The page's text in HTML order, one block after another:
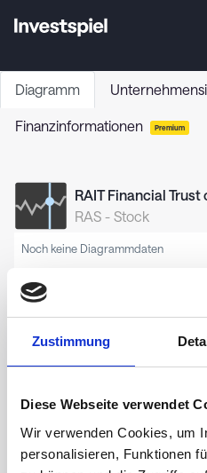
Zustimmung
Diese Webseite verwendet
Wir verwenden Cookies, um
personalisieren, Funktionen
Diagramm
Finanzinformationen Premium
RAIT Financial
RAS - Stock
Noch keine Diagrammdaten